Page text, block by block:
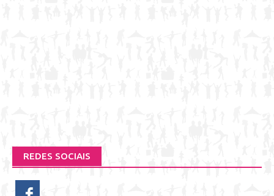
REDES SOCIAIS